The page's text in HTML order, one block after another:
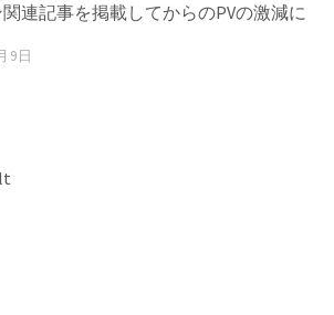
連記事を掲載してからのPVの激減に
9日